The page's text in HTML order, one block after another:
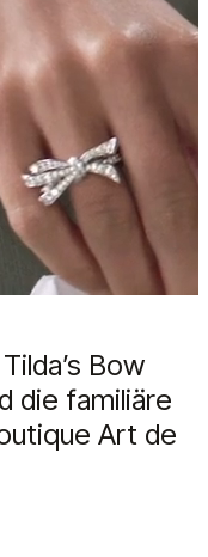
Bow
die familiäre
Art de